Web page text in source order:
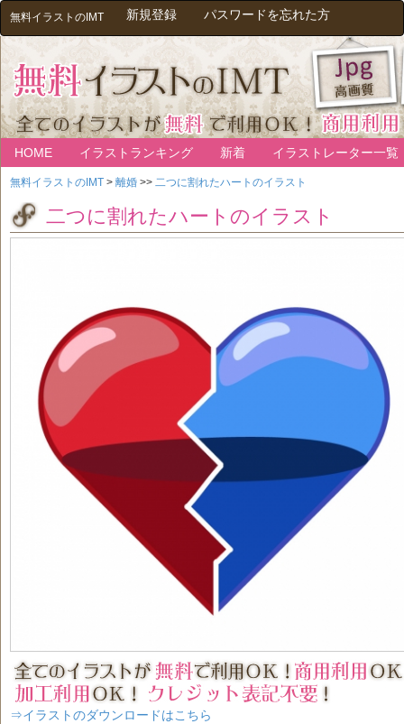
無料イラストのIMT 新規登録 パスワードを忘れた方
HOME イラストランキング 新着 イラストレーター一覧
無料イラストのIMT > 離婚 >> 二つに割れたハートのイラスト
二つに割れたハートのイラスト
⇒イラストのダウンロードはこちら